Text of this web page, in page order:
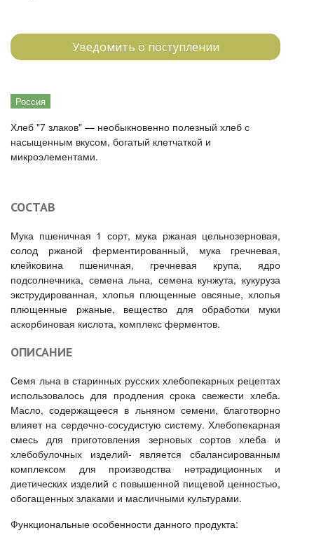
Уведомить о поступлении
Россия
Хлеб "7 злаков" — необыкновенно полезный хлеб с
насыщенным вкусом, богатый клетчаткой и
микроэлементами.
СОСТАВ
Мука пшеничная 1 сорт, мука ржаная цельнозерновая,
солод ржаной ферментированный, мука гречневая,
клейковина пшеничная, гречневая крупа, ядро
подсолнечника, семена льна, семена кунжута, кукуруза
экструдированная, хлопья плющенные овсяные, хлопья
плющенные ржаные, вещество для обработки муки
аскорбиновая кислота, комплекс ферментов.
ОПИСАНИЕ
Семя льна в старинных русских хлебопекарных рецептах
использовалось для продления срока свежести хлеба.
Масло, содержащееся в льняном семени, благотворно
влияет на сердечно-сосудистую систему. Хлебопекарная
смесь для приготовления зерновых сортов хлеба и
хлебобулочных изделий- является сбалансированным
комплексом для производства нетрадиционных и
диетических изделий с повышенной пищевой ценностью,
обогащенных злаками и масличными культурами.
Функциональные особенности данного продукта: